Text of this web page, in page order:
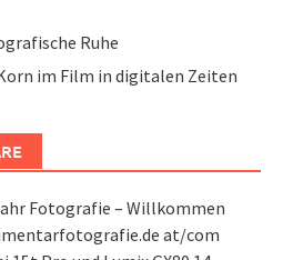
Ruhe
im Film in digitalen Zeiten
Fotografie – Willkommen
at/com